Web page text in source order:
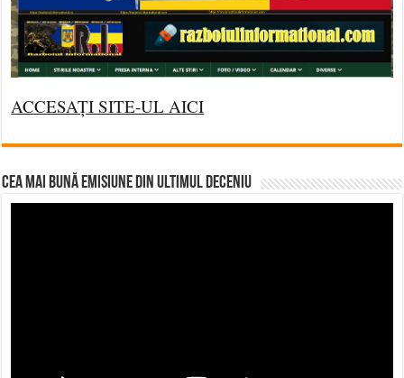
ACCESAȚI SITE-UL AICI
CEA MAI BUNĂ EMISIUNE DIN ULTIMUL DECENIU